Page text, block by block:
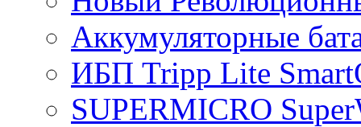
Аккумуляторные
ИБП Tripp Lite
SUPERMICRO